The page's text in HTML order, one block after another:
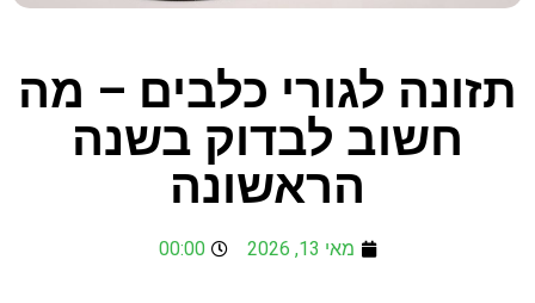
תזונה לגורי כלבים – מה
חשוב לבדוק בשנה
הראשונה
מאי 13, 2026 00:00